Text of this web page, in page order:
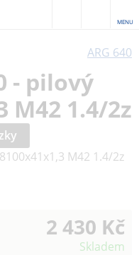
MENU
ARG 640
- pilový
M42 1.4/2z
2 430 Kč
Skladem